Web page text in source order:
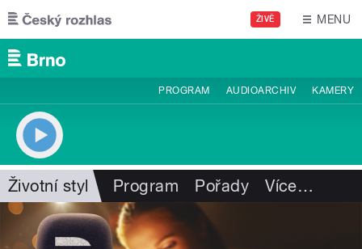
Přejít k hlavnímu obsahu
ŽIVĚ MENU
PROGRAM AUDIOARCHIV KAMERY
Životní styl Program Pořady Více…